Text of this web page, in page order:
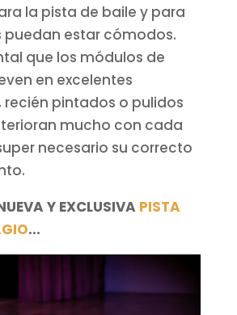
la pista de baile y para
puedan estar cómodos.
que los módulos de
en excelentes
recién pintados o pulidos
mucho con cada
necesario su correcto
Y EXCLUSIVA PISTA
...